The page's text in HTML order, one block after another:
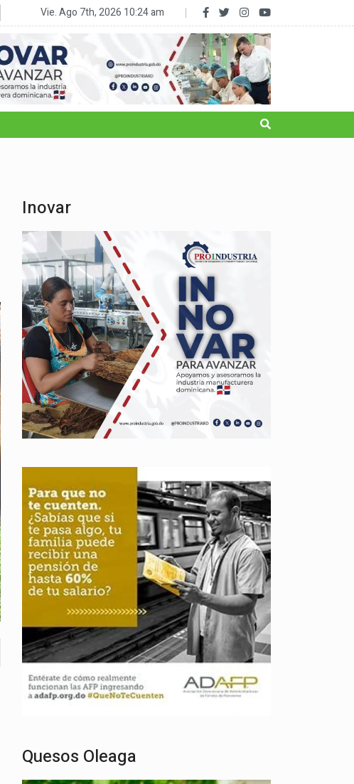
FAO: RD reduce la subalimentación al 2.5% y sale del mapa del hambre
Vie. Ago 7th, 2026 10:24 am
Inovar
Quesos Oleaga